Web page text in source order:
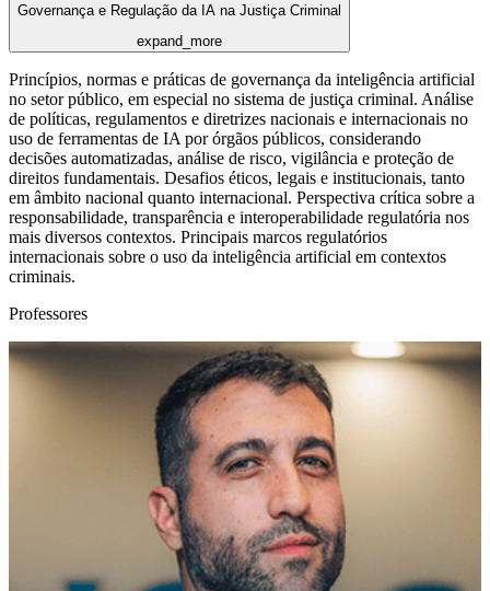
Governança e Regulação da IA na Justiça Criminal
expand_more
Princípios, normas e práticas de governança da inteligência artificial
no setor público, em especial no sistema de justiça criminal. Análise
de políticas, regulamentos e diretrizes nacionais e internacionais no
uso de ferramentas de IA por órgãos públicos, considerando
decisões automatizadas, análise de risco, vigilância e proteção de
direitos fundamentais. Desafios éticos, legais e institucionais, tanto
em âmbito nacional quanto internacional. Perspectiva crítica sobre a
responsabilidade, transparência e interoperabilidade regulatória nos
mais diversos contextos. Principais marcos regulatórios
internacionais sobre o uso da inteligência artificial em contextos
criminais.
Professores